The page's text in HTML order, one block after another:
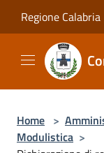
Regione Calabria
Home >
Modulistica >